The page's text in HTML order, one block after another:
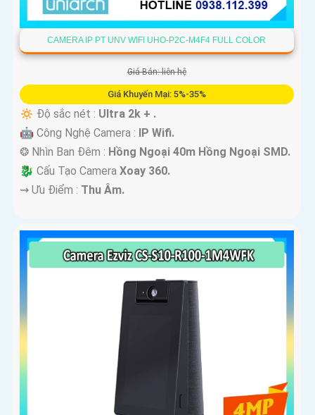
CAMERA IP PT UNV WIFI UHO-P2C-M4F4 FULL COLOR
Giá Bán: liên hệ
Giá Khuyến Mại: 5%-35%
🔅 Độ sắc nét : Ultra 2k + .
🤖️ Công Nghệ Camera : IP Wifi.
❂ Nhìn Ban Đêm : Hồng Ngoại 40m Hồng Ngoại SMD.
🐉️ Cấu Tạo Camera Xoay 360.
️⇝ Ưu Điểm : Thu Âm.